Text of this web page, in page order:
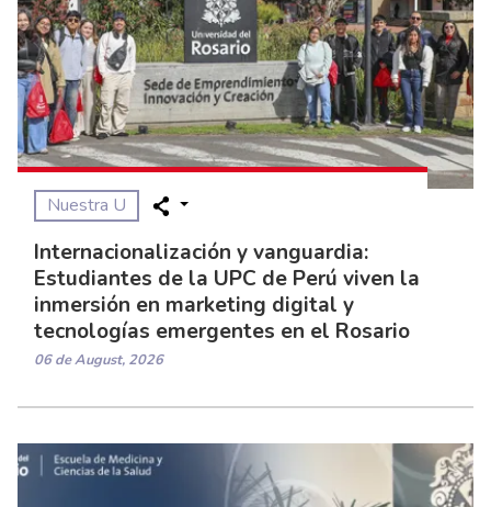
Nuestra U
Internacionalización y vanguardia:
Estudiantes de la UPC de Perú viven la
inmersión en marketing digital y
tecnologías emergentes en el Rosario
06 de August, 2026